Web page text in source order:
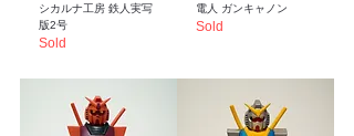
シカルナ工房 鉄人実写
版2号
Sold
電人 ガンキャノン
Sold